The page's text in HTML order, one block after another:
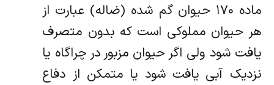
ماده ۱۷۰ حیوان گم شده (‌ضاله) عبارت از
هر حیوان مملوکی است که بدون متصرف
یافت شود ولی اگر حیوان مزبور در چراگاه یا
نزدیک آبی ‌یافت شود یا متمکن از دفاع